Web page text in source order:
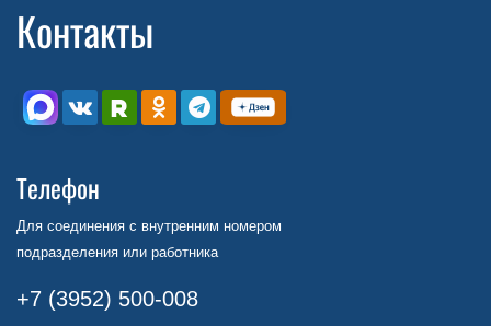
Контакты
Телефон
Для соединения с внутренним номером
подразделения или работника
+7 (3952) 500-008